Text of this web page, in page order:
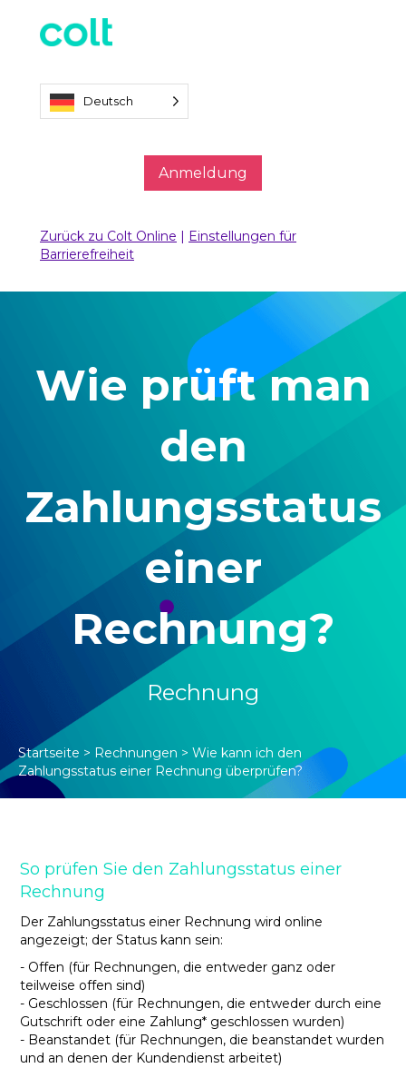
Deutsch
Anmeldung
Zurück zu Colt Online
Einstellungen für
Barrierefreiheit
Wie prüft man
den
Zahlungsstatus
einer
Rechnung?
Rechnung
Startseite > Rechnungen > Wie kann ich den
Zahlungsstatus einer Rechnung überprüfen?
So prüfen Sie den Zahlungsstatus einer
Rechnung
Der Zahlungsstatus einer Rechnung wird online
angezeigt; der Status kann sein:
- Offen (für Rechnungen, die entweder ganz oder
teilweise offen sind)
- Geschlossen (für Rechnungen, die entweder durch eine
Gutschrift oder eine Zahlung* geschlossen wurden)
- Beanstandet (für Rechnungen, die beanstandet wurden
und an denen der Kundendienst arbeitet)